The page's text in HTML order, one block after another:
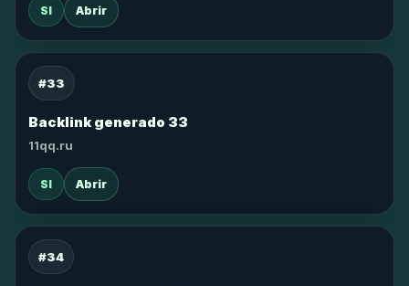
SI Abrir
#33
Backlink generado 33
11qq.ru
SI Abrir
#34